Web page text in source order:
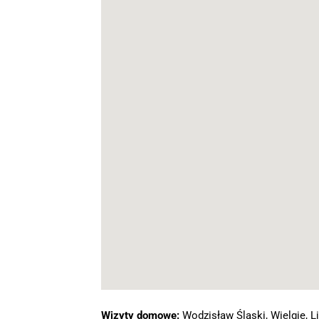
Wizyty domowe: Wodzisław Śląski, Wielgie,